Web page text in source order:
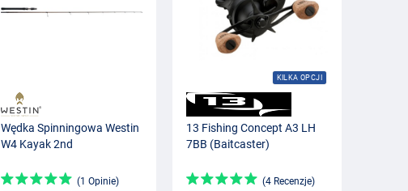
Wędka Spinningowa Westin
W4 Kayak 2nd
(1 Opinie)
KILKA OPCJI
13 Fishing Concept A3 LH
7BB (Baitcaster)
(4 Recenzje)